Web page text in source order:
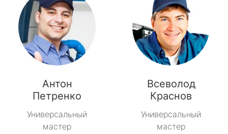
Антон
Петренко
Универсальный
мастер
Всеволод
Краснов
Универсальный
мастер